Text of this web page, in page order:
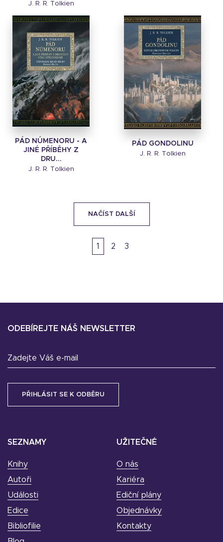
J. R. R. Tolkien
PÁD NÚMENORU - A
JINÉ PŘÍBĚHY Z
DRU...
J. R. R. Tolkien
PÁD GONDOLINU
J. R. R. Tolkien
NAČÍST DALŠÍ
1 2 3
SEZNAMY
Knihy
Autoři
Události
Edice
Bibliofilie
UŽITEČNÉ
O nás
Kariéra
Ediční plány
Objednávky
Kontakty
ODEBÍREJTE NÁŠ NEWSLETTER
Zadejte Váš e-mail